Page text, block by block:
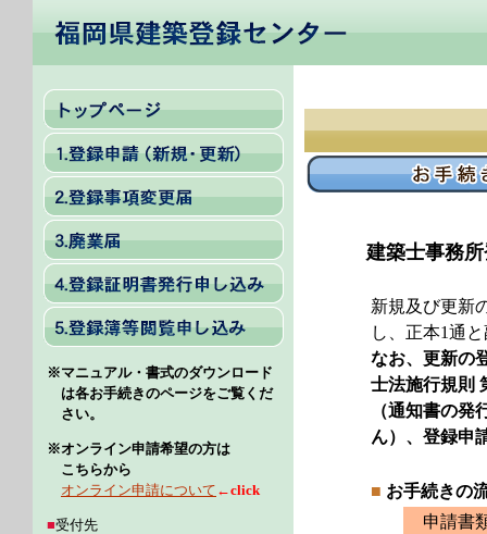
※マニュアル・書式のダウンロード
は各お手続きのページをご覧くだ
さい。
※オンライン申請希望の方は
こちらから
オンライン申請について ←click
■受付先
建築士事務
新規及び更新
し、正本1通
なお、更新の
士法施行規則
（通知書の
ん）、登録申
■ お手続きの
申請書